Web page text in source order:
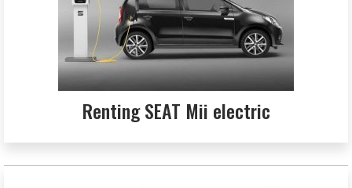
Renting SEAT Mii electric